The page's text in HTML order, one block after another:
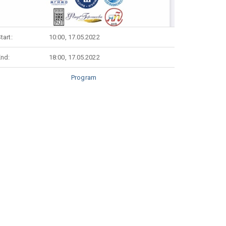
10:00, 17.05.2022
18:00, 17.05.2022
Program